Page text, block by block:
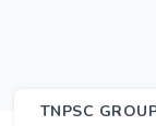
TNPSC